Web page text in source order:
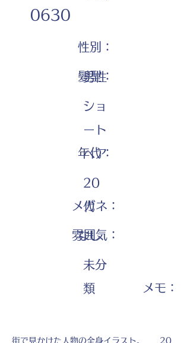
0630
性別：
男性
髪型：
ショ
ート
ヘア
年代：
20
代
メガネ：
なし
雰囲気：
未分
類
​メモ：
街で見かけた人物の全身イラスト。
20